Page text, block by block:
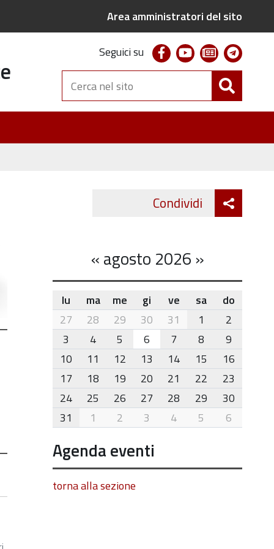
Area amministratori del sito
Seguici su facebookyoutubenewsletter
Cerca
nel
sito
Condividi Twitter
«agosto 2026 »
month-
8
lu ma me gi ve sa
do
27
28 29 30 31 1
2
3
4 5 6 7 8
9
10
11 12 13 14 15
16
17
18 19 20 21 22
23
24
25 26 27 28 29
30
31
1 2 3 4 5 6
Agenda eventi
torna alla sezione